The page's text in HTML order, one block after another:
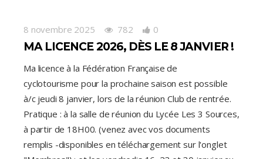
8 novembre 2025 782 0
MA LICENCE 2026, DÈS LE 8 JANVIER !
Ma licence à la Fédération Française de
cyclotourisme pour la prochaine saison est possible
à/c jeudi 8 janvier, lors de la réunion Club de rentrée.
Pratique : à la salle de réunion du Lycée Les 3 Sources,
à partir de 18H00. (venez avec vos documents
remplis -disponibles en téléchargement sur l'onglet